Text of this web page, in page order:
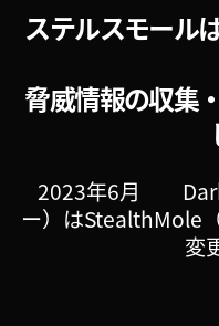
ステルスモール
脅威情報の収集
2023年6月
ー）はStealthMole
変